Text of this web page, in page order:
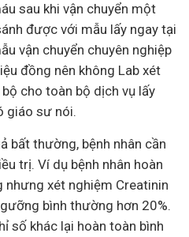
sau khi vận chuyển một
được với mẫu lấy ngay tại
vận chuyển chuyên nghiệp
đồng nên không Lab xét
cho toàn bộ dịch vụ lấy
giáo sư nói.
bất thường, bệnh nhân cần
trị. Ví dụ bệnh nhân hoàn
xét nghiệm Creatinin
bình thường hơn 20%.
số khác lại hoàn toàn bình